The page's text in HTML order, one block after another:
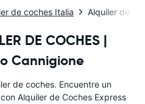
de coches Italia Alquiler de
DE COCHES |
Cannigione
de coches. Encuentre un
Alquiler de Coches Express